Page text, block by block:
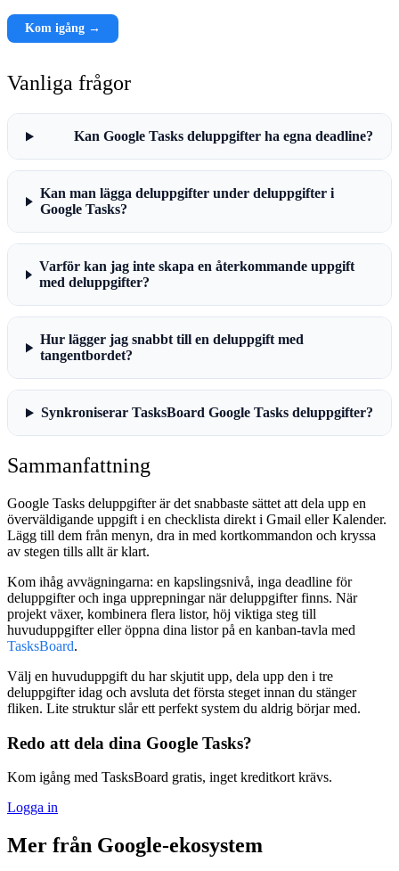
Kom igång →
Vanliga frågor
Kan Google Tasks deluppgifter ha egna deadline?
Kan man lägga deluppgifter under deluppgifter i
Google Tasks?
Varför kan jag inte skapa en återkommande uppgift
med deluppgifter?
Hur lägger jag snabbt till en deluppgift med
tangentbordet?
Synkroniserar TasksBoard Google Tasks deluppgifter?
Sammanfattning
Google Tasks deluppgifter är det snabbaste sättet att dela upp en
överväldigande uppgift i en checklista direkt i Gmail eller Kalender.
Lägg till dem från menyn, dra in med kortkommandon och kryssa
av stegen tills allt är klart.
Kom ihåg avvägningarna: en kapslingsnivå, inga deadline för
deluppgifter och inga upprepningar när deluppgifter finns. När
projekt växer, kombinera flera listor, höj viktiga steg till
huvuduppgifter eller öppna dina listor på en kanban-tavla med
TasksBoard.
Välj en huvuduppgift du har skjutit upp, dela upp den i tre
deluppgifter idag och avsluta det första steget innan du stänger
fliken. Lite struktur slår ett perfekt system du aldrig börjar med.
Redo att dela dina Google Tasks?
Kom igång med TasksBoard gratis, inget kreditkort krävs.
Logga in
Mer från Google-ekosystem